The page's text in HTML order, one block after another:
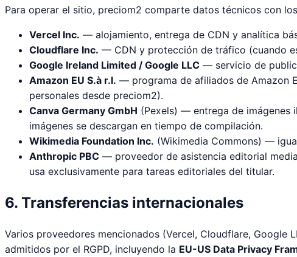
Para operar el sitio, preciom2 comparte datos técnicos con
Vercel Inc. — alojamiento, entrega de CDN y analítica
Cloudflare Inc. — CDN y protección de tráfico (cuando
Google Ireland Limited / Google LLC — servicio de
Amazon EU S.à r.l. — programa de afiliados de Amazon
personales desde preciom2).
Canva Germany GmbH (Pexels) — entrega de imágenes
imágenes se descargan en tiempo de compilación.
Wikimedia Foundation Inc. (Wikimedia Commons) —
Anthropic PBC — proveedor de asistencia editorial
usa exclusivamente para tareas editoriales del titular.
6. Transferencias internacionales
Varios proveedores mencionados (Vercel, Cloudflare, Google
admitidos por el RGPD, incluyendo la EU-US Data Privacy